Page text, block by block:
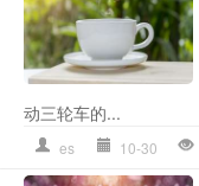
动三轮车的...
es 10-30